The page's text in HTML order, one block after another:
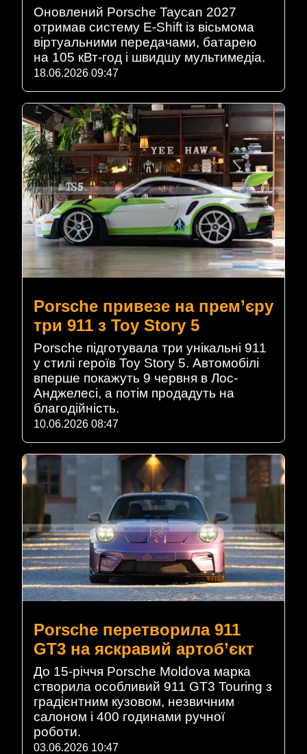
Оновлений Porsche Taycan 2027
отримав систему E-Shift із вісьмома
віртуальними передачами, батарею
на 105 кВт-год і швидшу мультимедіа.
18.06.2026 09:47
Porsche привезе на прем’єру
три 911 з Toy Story 5
Porsche підготувала три унікальні 911
у стилі героїв Toy Story 5. Автомобілі
вперше покажуть 9 червня в Лос-
Анджелесі, а потім продадуть на
благодійність.
10.06.2026 08:47
Porsche перетворила 911
GT3 на яскравий артоб’єкт
До 15-річчя Porsche Moldova марка
створила особливий 911 GT3 Touring з
градієнтним кузовом, незвичним
салоном і 400 годинами ручної
роботи.
03.06.2026 10:47